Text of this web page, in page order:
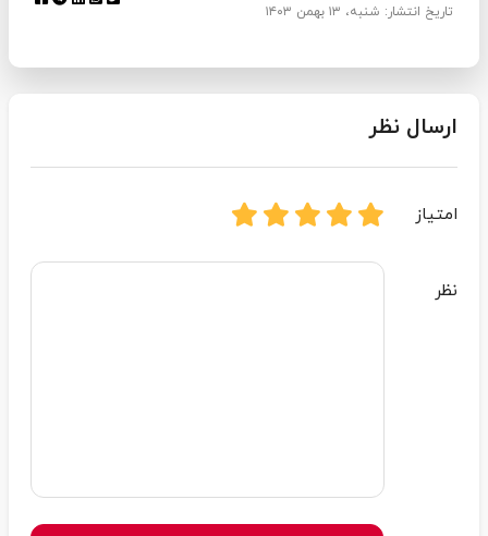
تاریخ انتشار: شنبه، ۱۳ بهمن ۱۴۰۳
ارسال نظر
امتیاز
نظر